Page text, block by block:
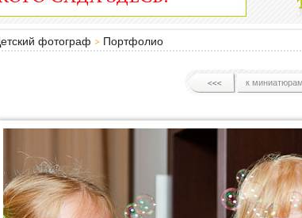
фотограф
Портфолио
к миниатюрам